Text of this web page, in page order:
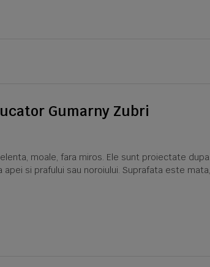
Gumarny Zubri
moale, fara miros. Ele sunt proiectate
si prafului sau noroiului. Suprafata este